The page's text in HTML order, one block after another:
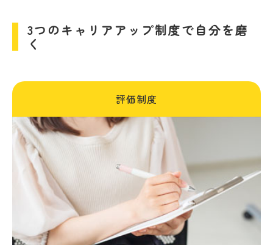
3つのキャリアアップ制度で自分を磨
く
評価制度